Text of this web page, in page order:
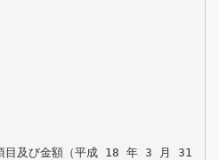
項目及び金額（平成 18 年 3 月 31